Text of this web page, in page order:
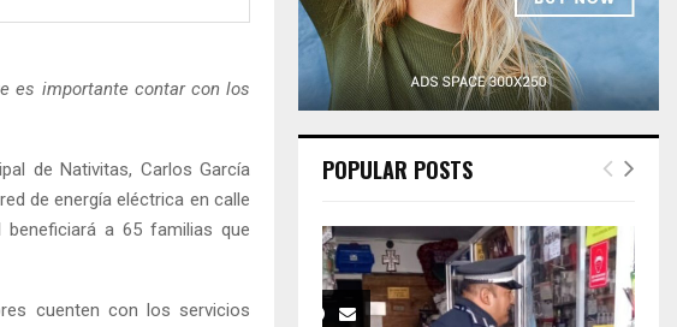
es importante contar con los
de Nativitas, Carlos García
de energía eléctrica en calle
beneficiará a 65 familias que
cuenten con los servicios
POPULAR POSTS